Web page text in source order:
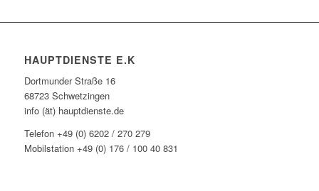
HAUPTDIENSTE E.K
Dortmunder Straße 16
68723 Schwetzingen
info (ät) hauptdienste.de
Telefon +49 (0) 6202 / 270 279
Mobilstation +49 (0) 176 / 100 40 831